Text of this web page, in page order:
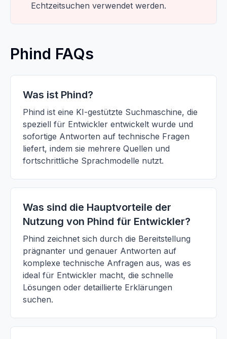
Echtzeitsuchen verwendet werden.
Phind FAQs
Was ist Phind?
Phind ist eine KI-gestützte Suchmaschine, die
speziell für Entwickler entwickelt wurde und
sofortige Antworten auf technische Fragen
liefert, indem sie mehrere Quellen und
fortschrittliche Sprachmodelle nutzt.
Was sind die Hauptvorteile der
Nutzung von Phind für Entwickler?
Phind zeichnet sich durch die Bereitstellung
prägnanter und genauer Antworten auf
komplexe technische Anfragen aus, was es
ideal für Entwickler macht, die schnelle
Lösungen oder detaillierte Erklärungen
suchen.